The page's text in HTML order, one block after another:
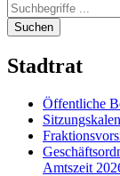
Suchen
Stadtrat
Öffentliche
Amtszeit